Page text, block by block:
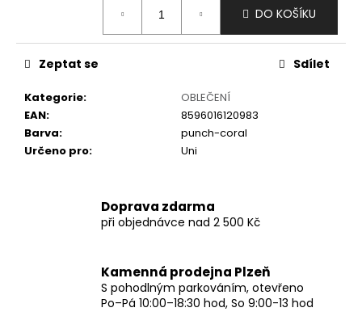
DO KOŠÍKU
Kategorie:
OBLEČENÍ
EAN:
8596016120983
Barva:
punch-coral
Určeno pro: Uni
Zeptat se Sdílet
Doprava zdarma
při objednávce nad 2 500 Kč
Kamenná prodejna Plzeň
S pohodlným parkováním, otevřeno
Po–Pá 10:00–18:30 hod, So 9:00-13 hod